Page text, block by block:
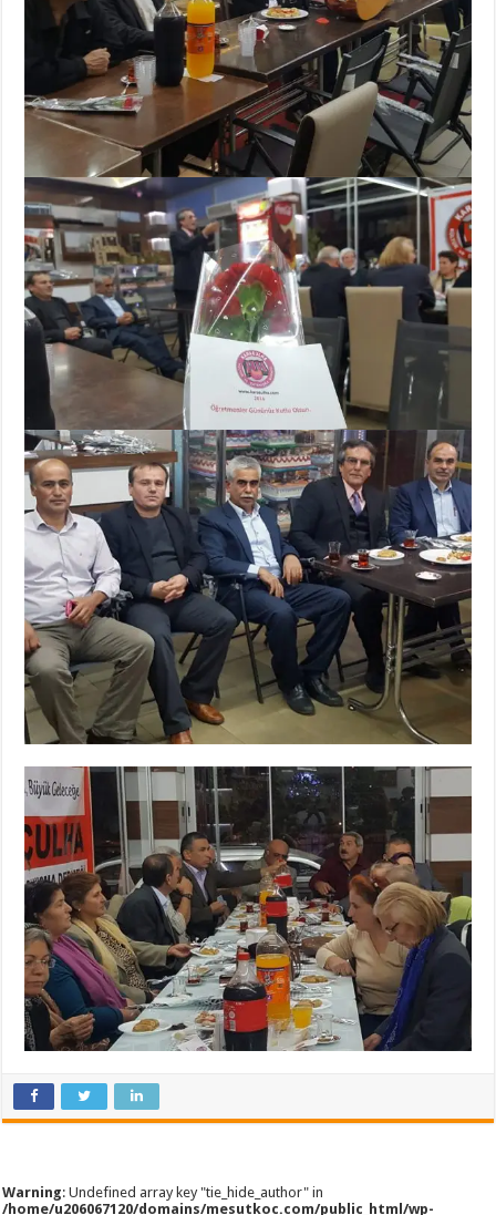
Warning: Undefined array key "tie_hide_author" in
/home/u206067120/domains/mesutkoc.com/public_html/wp-